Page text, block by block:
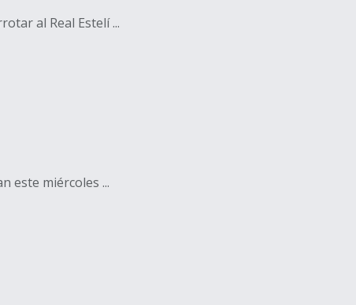
al Real Estelí ...
este miércoles ...